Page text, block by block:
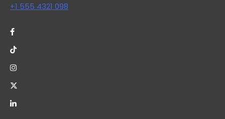
+1 555 4321 098